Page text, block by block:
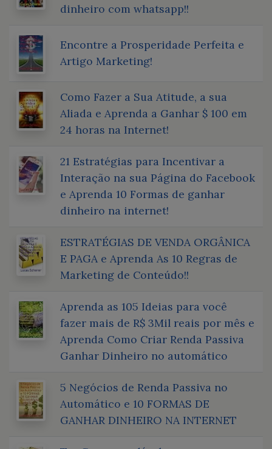
dinheiro com whatsapp!!
Encontre a Prosperidade Perfeita e
Artigo Marketing!
Como Fazer a Sua Atitude, a sua
Aliada e Aprenda a Ganhar $ 100 em
24 horas na Internet!
21 Estratégias para Incentivar a
Interação na sua Página do Facebook
e Aprenda 10 Formas de ganhar
dinheiro na internet!
ESTRATÉGIAS DE VENDA ORGÂNICA
E PAGA e Aprenda As 10 Regras de
Marketing de Conteúdo!!
Aprenda as 105 Ideias para você
fazer mais de R$ 3Mil reais por mês e
Aprenda Como Criar Renda Passiva
Ganhar Dinheiro no automático
5 Negócios de Renda Passiva no
Automático e 10 FORMAS DE
GANHAR DINHEIRO NA INTERNET